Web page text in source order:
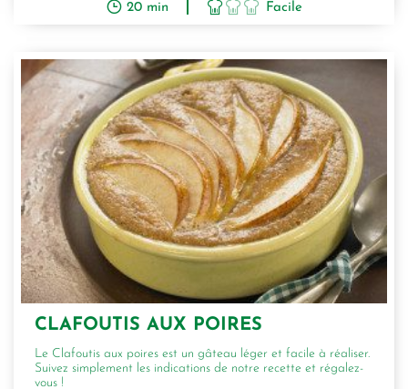
20 min Facile
CLAFOUTIS AUX POIRES
Le Clafoutis aux poires est un gâteau léger et facile à réaliser.
Suivez simplement les indications de notre recette et régalez-
vous !